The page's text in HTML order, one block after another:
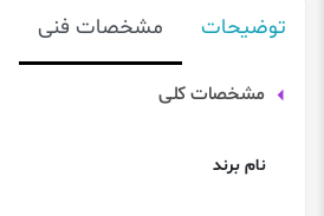
توضیحات مشخصات فنی
مشخصات کلی
نام برند